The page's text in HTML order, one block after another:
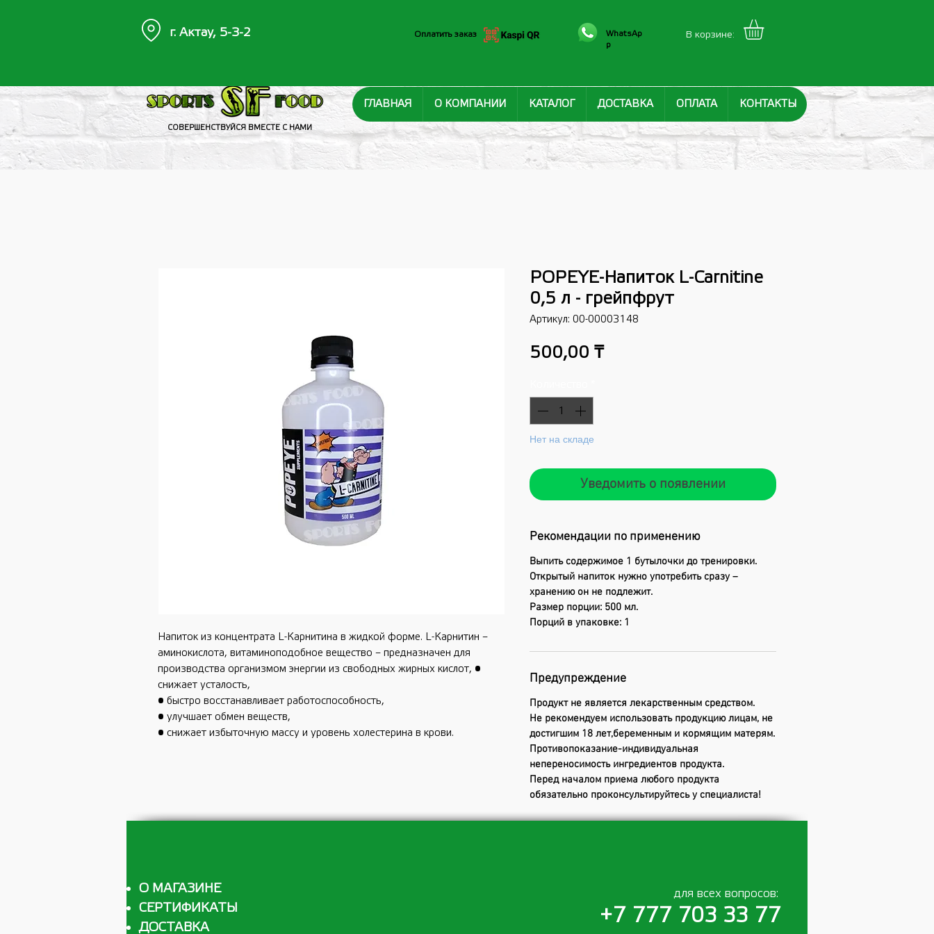
СОВЕРШЕНСТВУЙСЯ ВМЕСТЕ С НАМИ
ГЛАВНАЯ О КОМПАНИИ КАТАЛОГ ДОСТАВКА ОПЛАТА КОНТАКТЫ
г. Актау, 5-3-2 Оплатить заказ
WhatsAp
p
В корзине:
Напиток из концентрата L-Карнитина в жидкой форме. L-Карнитин –
аминокислота, витаминоподобное вещество – предназначен для
производства организмом энергии из свободных жирных кислот, •
снижает усталость,
• быстро восстанавливает работоспособность,
• улучшает обмен веществ,
• снижает избыточную массу и уровень холестерина в крови.
POPEYE-Напиток L-Carnitine
0,5 л - грейпфрут
Артикул: 00-00003148
500,00 ₸Цена
Нет на складе
Уведомить о появлении
Рекомендации по применению
Выпить содержимое 1 бутылочки до тренировки.
Открытый напиток нужно употребить сразу –
хранению он не подлежит.
Размер порции: 500 мл.
Порций в упаковке: 1
Предупреждение
Продукт не является лекарственным средством.
Не рекомендуем использовать продукцию лицам, не
достигшим 18 лет,беременным и кормящим матерям.
Противопоказание-индивидуальная
непереносимость ингредиентов продукта.
Перед началом приема любого продукта
обязательно проконсультируйтесь у специалиста!
О МАГАЗИНЕ
СЕРТИФИКАТЫ
ДОСТАВКА
+7 777 703 33 77
для всех вопросов: